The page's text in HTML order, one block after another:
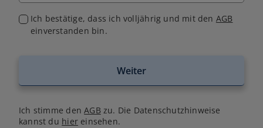
Ich bestätige, dass ich volljährig und mit den AGB
einverstanden bin.
Weiter
Ich stimme denAGB zu. Die Datenschutzhinweise
kannst du hiereinsehen.